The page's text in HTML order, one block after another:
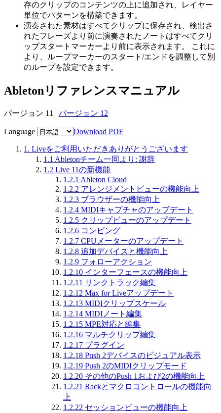
存のクリップのコンテンツの上に追加され、レイヤー
単位でパターンを構築できます。
演奏された素材はすべてクリップに保存され、検出さ
れたフレーズより前に演奏されたノートはすべてクリ
ップスタートマーカーより前に表示されます。 これに
より、ループマーカーのスタート/エンドを調整して別
のループを設定できます。
Abletonリファレンスマニュアル
バージョン 11 | バージョン 12
Language Download PDF
1. Liveをご利用いただきありがとうございます
1.1 Abletonチーム一同より: 謝辞
1.2 Live 11の新機能
1.2.1 Ableton Cloud
1.2.2 アレンジメントビューの機能向上
1.2.3 ブラウザーの機能向上
1.2.4 MIDIキャプチャのアップデート
1.2.5 クリップビューのアップデート
1.2.6 コンピング
1.2.7 CPUメーターのアップデート
1.2.8 追加デバイスと機能向上
1.2.9 フォローアクション
1.2.10 インターフェースの機能向上
1.2.11 リンクトラック編集
1.2.12 Max for Liveアップデート
1.2.13 MIDIクリップスケール
1.2.14 MIDIノート編集
1.2.15 MPE対応と編集
1.2.16 マルチクリップ編集
1.2.17 プラグイン
1.2.18 Push 2デバイスのビジュアル表示
1.2.19 Push 2のMIDIクリップモード
1.2.20 その他のPush 1および2の機能向上
1.2.21 Rackとマクロコントロールの機能向
上
1.2.22 セッションビューの機能向上